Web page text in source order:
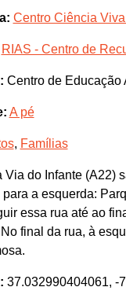
Centro Ciência
RIAS - Centro de
Centro de Educação
A pé
, Famílias
Via do Infante (A22)
a esquerda:
essa rua até ao
final da rua, à
37.032990404061, -